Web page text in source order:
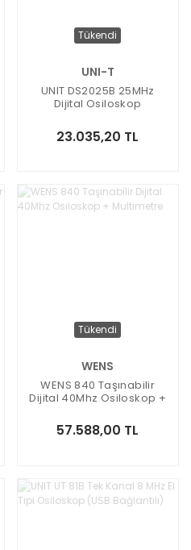
Tükendi
UNI-T
UNIT DS2025B 25MHz
Dijital Osiloskop
23.035,20 TL
Tükendi
WENS
WENS 840 Taşınabilir
Dijital 40Mhz Osiloskop +
57.588,00 TL